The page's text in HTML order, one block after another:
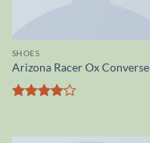
SHOES
Arizona Racer Ox Converse